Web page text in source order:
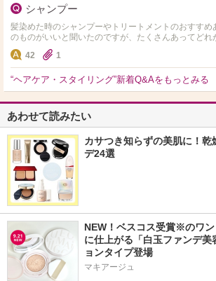
シャンプー
髪染めた時のシャンプーやトリートメントのおすすめ
のものがいいと聞いたのですが、たくさんあってどれ
ので、教えて欲しいです！ 髪質は細くて柔らかいです
42 1
“ヘアケア・スタイリング”新着Q&Aをもっとみる
あわせて読みたい
カサつき知らずの美肌に！乾
デ24選
NEW！ベスコス受賞※のワ
に仕上がる「白玉ファンデ美
ョンタイプ登場
マキアージュ